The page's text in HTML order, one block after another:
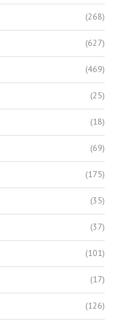
(268)
(627)
(469)
(25)
(18)
(69)
(175)
(35)
(37)
(101)
(17)
(126)